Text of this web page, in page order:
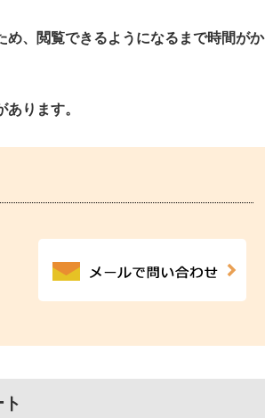
め、閲覧できるようになるまで時間がか
ります。